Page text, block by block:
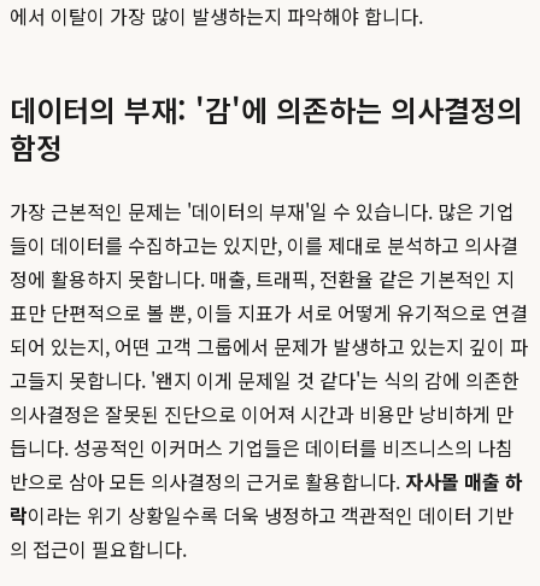
에서 이탈이 가장 많이 발생하는지 파악해야 합니다.
데이터의 부재: '감'에 의존하는 의사결정의
함정
가장 근본적인 문제는 '데이터의 부재'일 수 있습니다. 많은 기업
들이 데이터를 수집하고는 있지만, 이를 제대로 분석하고 의사결
정에 활용하지 못합니다. 매출, 트래픽, 전환율 같은 기본적인 지
표만 단편적으로 볼 뿐, 이들 지표가 서로 어떻게 유기적으로 연결
되어 있는지, 어떤 고객 그룹에서 문제가 발생하고 있는지 깊이 파
고들지 못합니다. '왠지 이게 문제일 것 같다'는 식의 감에 의존한
의사결정은 잘못된 진단으로 이어져 시간과 비용만 낭비하게 만
듭니다. 성공적인 이커머스 기업들은 데이터를 비즈니스의 나침
반으로 삼아 모든 의사결정의 근거로 활용합니다. 자사몰 매출 하
락이라는 위기 상황일수록 더욱 냉정하고 객관적인 데이터 기반
의 접근이 필요합니다.